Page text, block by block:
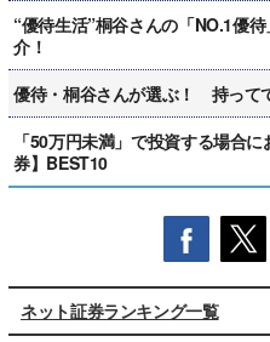
“優待生活”桐谷さんの「NO.1優
介！
優待・桐谷さんが選ぶ！ 持って
「50万円未満」で投資する場合
券】BEST10
ネット証券ランキング一覧